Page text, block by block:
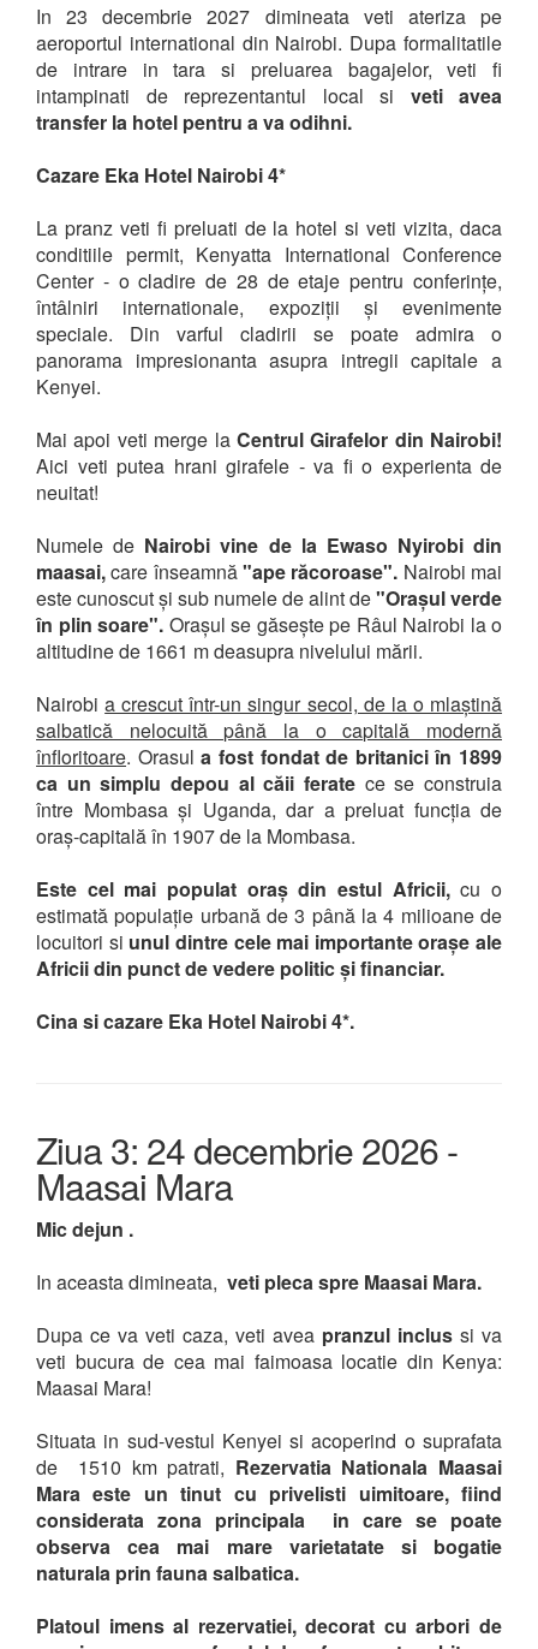
In 23 decembrie 2027 dimineata veti ateriza pe
aeroportul international din Nairobi. Dupa formalitatile
de intrare in tara si preluarea bagajelor, veti fi
intampinati de reprezentantul local si veti avea
transfer la hotel pentru a va odihni.
Cazare Eka Hotel Nairobi 4*
La pranz veti fi preluati de la hotel si veti vizita, daca
conditiile permit, Kenyatta International Conference
Center - o cladire de 28 de etaje pentru conferințe,
întâlniri internationale, expoziții și evenimente
speciale. Din varful cladirii se poate admira o
panorama impresionanta asupra intregii capitale a
Kenyei.
Mai apoi veti merge la Centrul Girafelor din Nairobi!
Aici veti putea hrani girafele - va fi o experienta de
neuitat!
Numele de Nairobi vine de la Ewaso Nyirobi din
maasai,care înseamnă"ape răcoroase". Nairobi mai
este cunoscut și sub numele de alint de"Orașul verde
în plin soare". Orașul se găsește pe Râul Nairobi la o
altitudine de 1661 m deasupra nivelului mării.
Nairobia crescut într-un singur secol, de la o mlaștină
salbatică nelocuită până la o capitală modernă
înfloritoare. Orasula fost fondat de britanici în 1899
ca un simplu depou al căii ferate ce se construia
între Mombasa și Uganda, dar a preluat funcția de
oraș-capitală în 1907 de la Mombasa.
Este cel mai populat oraș din estul Africii,cu o
estimată populație urbană de 3 până la 4 milioane de
locuitori si unul dintre cele mai importante orașe ale
Africii din punct de vedere politic și financiar.
Cina si cazare Eka Hotel Nairobi 4*.
Ziua 3: 24 decembrie 2026 -
Maasai Mara
Mic dejun .
In aceasta dimineata, veti pleca spre Maasai Mara.
Dupa ce va veti caza, veti avea pranzul inclus si va
veti bucura de cea mai faimoasa locatie din Kenya:
Maasai Mara!
Situata in sud-vestul Kenyei si acoperind o suprafata
de 1510 km patrati, Rezervatia Nationala Maasai
Mara este un tinut cu privelisti uimitoare, fiind
considerata zona principala in care se poate
observa cea mai mare varietatate si bogatie
naturala prin fauna salbatica.
Platoul imens al rezervatiei, decorat cu arbori de